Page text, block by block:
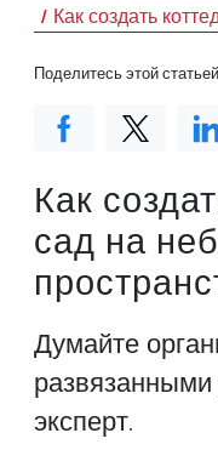
Как создать
Как
сад на
Думайте
развязанными
эксперт.
Поделитесь этой